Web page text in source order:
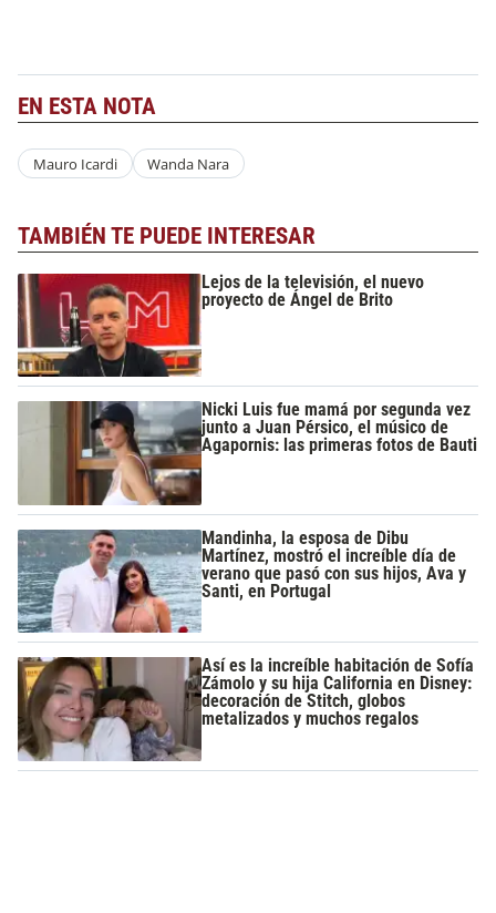
EN ESTA NOTA
Mauro Icardi Wanda Nara
TAMBIÉN TE PUEDE INTERESAR
Lejos de la televisión, el nuevo
proyecto de Ángel de Brito
Nicki Luis fue mamá por segunda vez
junto a Juan Pérsico, el músico de
Agapornis: las primeras fotos de Bauti
Mandinha, la esposa de Dibu
Martínez, mostró el increíble día de
verano que pasó con sus hijos, Ava y
Santi, en Portugal
Así es la increíble habitación de Sofía
Zámolo y su hija California en Disney:
decoración de Stitch, globos
metalizados y muchos regalos